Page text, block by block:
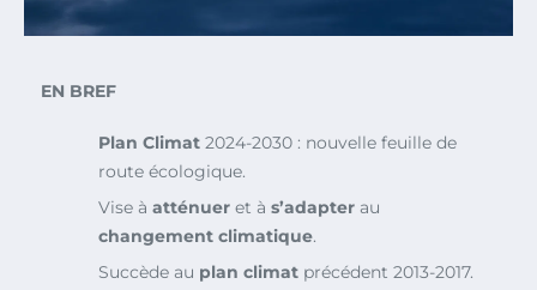
EN BREF
Plan Climat 2024-2030 : nouvelle feuille de
route écologique.
Vise à atténuer et à s’adapter au
changement climatique.
Succède au plan climat précédent 2013-2017.